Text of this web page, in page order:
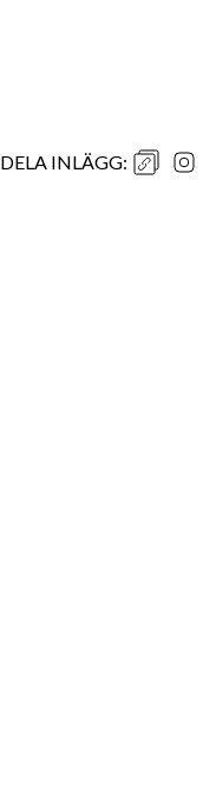
DELA INLÄGG: